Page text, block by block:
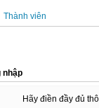
Thành viên
nhập
Hãy điền đầy đủ